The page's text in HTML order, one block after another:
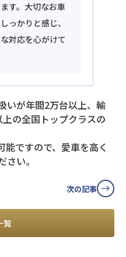
す。大切なお車
っかりと感じ、
対応を心がけて
いが年間2万台以上、輸
の全国トップクラスの
能ですので、愛車を高く
い。
覧
次の記事